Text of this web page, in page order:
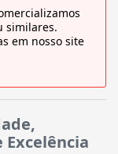
similares.
em nosso site